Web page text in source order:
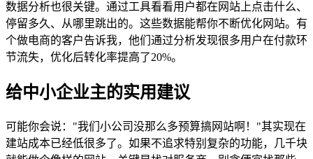
数据分析也很关键。通过工具看看用户都在网站上点击什么、
停留多久、从哪里跳出的。这些数据能帮你不断优化网站。有
个做电商的客户告诉我，他们通过分析发现很多用户在付款环
节流失，优化后转化率提高了20%。
给中小企业主的实用建议
可能你会说："我们小公司没那么多预算搞网站啊！"其实现在
建站成本已经低很多了。如果不追求特别复杂的功能，几千块